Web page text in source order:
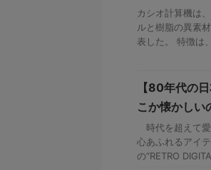
カシオ計算機は
ルと樹脂の異素
表した。 特徴は
【80年代の
こか懐かしい
時代を超えて
心あふれるアイ
の“RETRO